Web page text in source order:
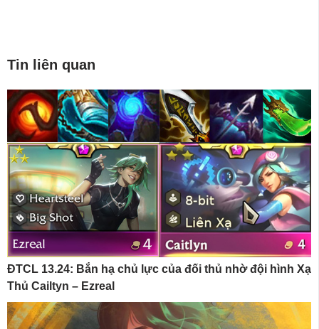
Tin liên quan
ĐTCL 13.24: Bắn hạ chủ lực của đối thủ nhờ đội hình Xạ
Thủ Cailtyn – Ezreal